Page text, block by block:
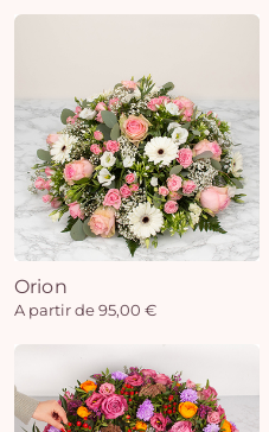
Orion
A partir de 95,00 €